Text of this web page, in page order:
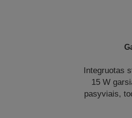
Integruotas
15 W
pasyviais,